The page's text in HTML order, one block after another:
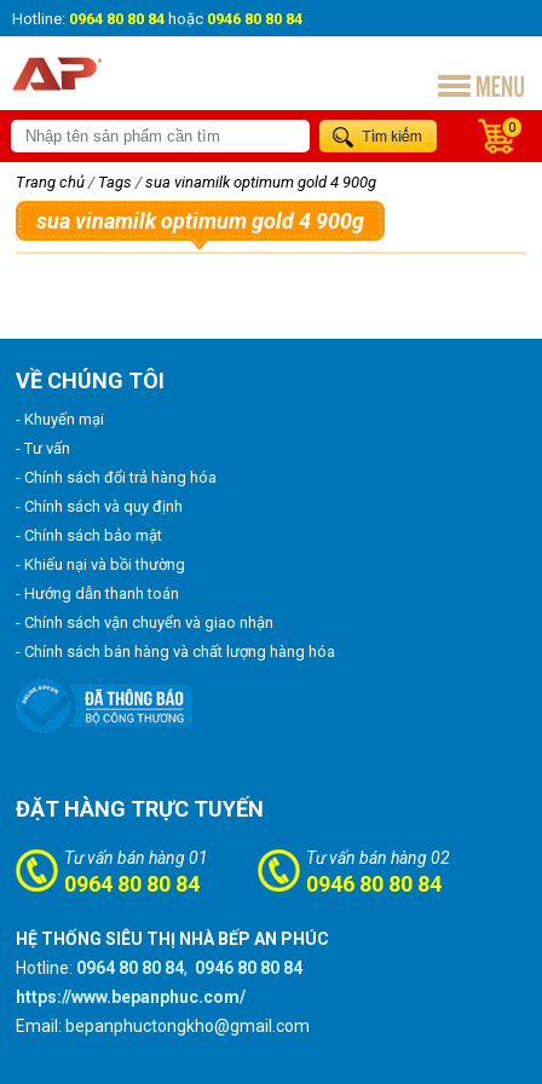
Hotline: 0964 80 80 84 hoặc 0946 80 80 84
0
Trang chủ / Tags / sua vinamilk optimum gold 4 900g
sua vinamilk optimum gold 4 900g
VỀ CHÚNG TÔI
- Khuyến mại
- Tư vấn
- Chính sách đổi trả hàng hóa
- Chính sách và quy định
- Chính sách bảo mật
- Khiếu nại và bồi thường
- Hướng dẫn thanh toán
- Chính sách vận chuyển và giao nhận
- Chính sách bán hàng và chất lượng hàng hóa
ĐẶT HÀNG TRỰC TUYẾN
Tư vấn bán hàng 01
0964 80 80 84
Tư vấn bán hàng 02
0946 80 80 84
HỆ THỐNG SIÊU THỊ NHÀ BẾP AN PHÚC
Hotline: 0964 80 80 84, 0946 80 80 84
https://www.bepanphuc.com/
Email: bepanphuctongkho@gmail.com